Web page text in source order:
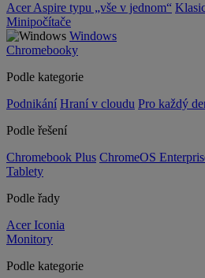
Acer Aspire typu „vše v jednom“
Minipočítače
Windows
Chromebooky
Podle kategorie
Podnikání Hraní v cloudu Pro každý
Podle řešení
Chromebook Plus ChromeOS
Tablety
Podle řady
Acer Iconia
Monitory
Podle kategorie